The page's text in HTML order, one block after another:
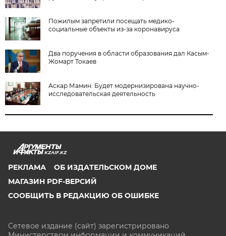
Пожилым запретили посещать медико-
социальные объекты из-за коронавируса
Два поручения в области образования дал Касым-
Жомарт Токаев
Аскар Мамин: Будет модернизирована научно-
исследовательская деятельность
KZAIF.KZ
РЕКЛАМА
ОБ ИЗДАТЕЛЬСКОМ ДОМЕ
МАГАЗИН PDF-ВЕРСИЙ
СООБЩИТЬ В РЕДАКЦИЮ ОБ ОШИБКЕ
Сетевое издание (сайт) зарегистрировано